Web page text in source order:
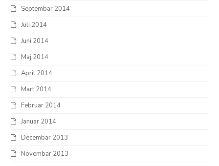
Septembar 2014
Juli 2014
Juni 2014
Maj 2014
April 2014
Mart 2014
Februar 2014
Januar 2014
Decembar 2013
Novembar 2013